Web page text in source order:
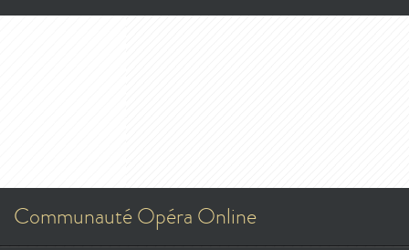
Communauté Opéra Online